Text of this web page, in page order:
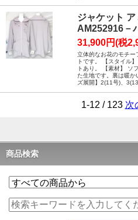
ジャケット
AM252916－
31,900円(税
立体的なお花のモチー
トです。 【スタイル
トあり。 【素材】 ソ
た生地です。裏は暖か
ズ展開】2(11号)、
1-12 / 123 次
商品検索